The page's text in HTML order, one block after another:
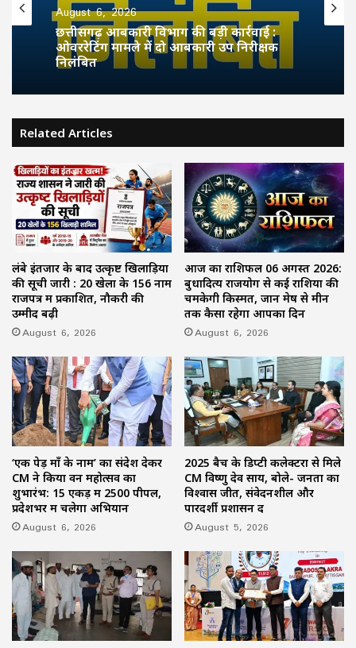
August 6, 2026
छत्तीसगढ़ आबकारी विभाग की बड़ी कार्रवाई :
ओवररेटिंग मामले में दो आबकारी उप निरीक्षक
निलंबित
Related Articles
लंबे इंतजार के बाद उत्कृष्ट खिलाड़ियों
की सूची जारी : 20 खेलों के 156 नाम
राजपत्र में प्रकाशित, नौकरी की
उम्मीद बढ़ी
August 6, 2026
आज का राशिफल 06 अगस्त 2026:
बुधादित्य राजयोग से कई राशियों की
चमकेगी किस्मत, जानें मेष से मीन
तक कैसा रहेगा आपका दिन
August 6, 2026
‘एक पेड़ माँ के नाम’ का संदेश देकर
CM ने किया वन महोत्सव का
शुभारंभ: 15 एकड़ में 2500 पीपल,
प्रदेशभर में चलेगा अभियान
August 6, 2026
2025 बैच के डिप्टी कलेक्टरों से मिले
CM विष्णु देव साय, बोले- जनता का
विश्वास जीतें, संवेदनशील और
पारदर्शी प्रशासन दें
August 5, 2026